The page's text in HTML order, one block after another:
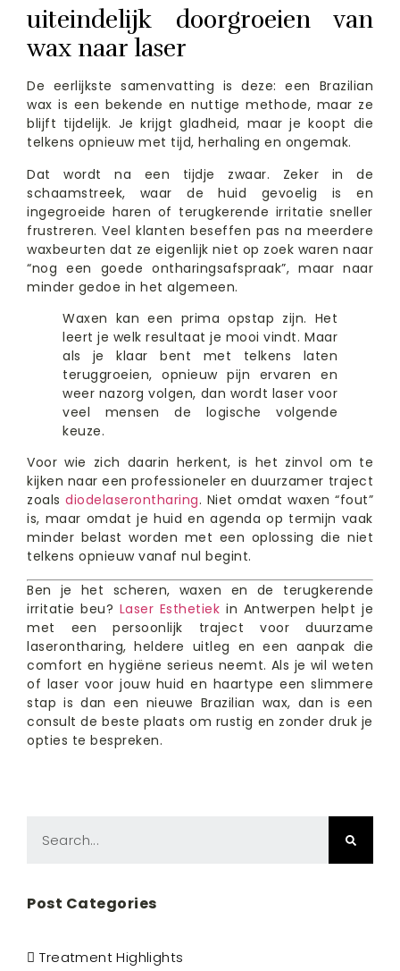
Post Categories
Treatment Highlights
uiteindelijk doorgroeien van
wax naar laser
De eerlijkste samenvatting is deze: een Brazilian
wax is een bekende en nuttige methode, maar ze
blijft tijdelijk. Je krijgt gladheid, maar je koopt die
telkens opnieuw met tijd, herhaling en ongemak.
Dat wordt na een tijdje zwaar. Zeker in de
schaamstreek, waar de huid gevoelig is en
ingegroeide haren of terugkerende irritatie sneller
frustreren. Veel klanten beseffen pas na meerdere
waxbeurten dat ze eigenlijk niet op zoek waren naar
“nog een goede ontharingsafspraak”, maar naar
minder gedoe in het algemeen.
Waxen kan een prima opstap zijn. Het
leert je welk resultaat je mooi vindt. Maar
als je klaar bent met telkens laten
teruggroeien, opnieuw pijn ervaren en
weer nazorg volgen, dan wordt laser voor
veel mensen de logische volgende
keuze.
Voor wie zich daarin herkent, is het zinvol om te
kijken naar een professioneler en duurzamer traject
zoals diodelaserontharing. Niet omdat waxen “fout”
is, maar omdat je huid en agenda op termijn vaak
minder belast worden met een oplossing die niet
telkens opnieuw vanaf nul begint.
Ben je het scheren, waxen en de terugkerende
irritatie beu? Laser Esthetiek in Antwerpen helpt je
met een persoonlijk traject voor duurzame
laserontharing, heldere uitleg en een aanpak die
comfort en hygiëne serieus neemt. Als je wil weten
of laser voor jouw huid en haartype een slimmere
stap is dan een nieuwe Brazilian wax, dan is een
consult de beste plaats om rustig en zonder druk je
opties te bespreken.